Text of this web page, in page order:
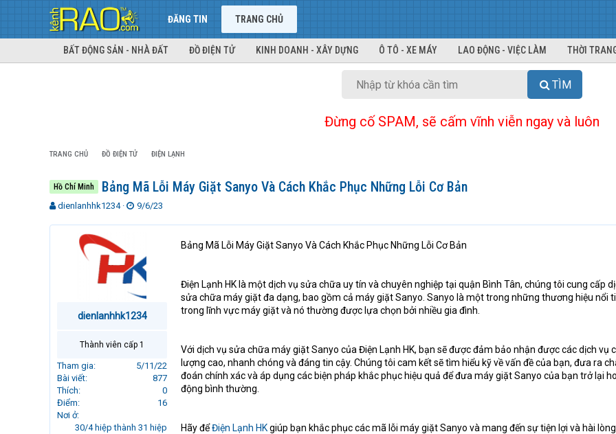
ĐĂNG TIN TRANG CHỦ
BẤT ĐỘNG SẢN - NHÀ ĐẤT ĐỒ ĐIỆN TỬ KINH DOANH - XÂY DỰNG Ô TÔ - XE MÁY LAO ĐỘNG - VIỆC LÀM THỜI
TÌM
Đừng cố SPAM, sẽ cấm vĩnh viễn ngay và luôn
TRANG CHỦ ĐỒ ĐIỆN TỬ ĐIỆN LẠNH
Hồ Chí Minh Bảng Mã Lỗi Máy Giặt Sanyo Và Cách Khắc Phục Những Lỗi Cơ Bản
T
dienlanhhk1234
N
ử
9/6/23
dienlanhhk1234
Thành viên cấp 1
Tham gia
5/11/22
Bài viết
877
Thích
0
Điểm
16
Nơi ở
30/4 hiệp thành 31 hiệp
Bảng Mã Lỗi Máy Giặt Sanyo Và Cách Khắc Phục Những Lỗi Cơ Bản
Điện Lạnh HK là một dịch vụ sửa chữa uy tín và chuyên nghiệp tại quận Bình Tân, chúng tôi cung cấp
sửa chữa máy giặt đa dạng, bao gồm cả máy giặt Sanyo. Sanyo là một trong những thương hiệu nổi
trong lĩnh vực máy giặt và nó thường được lựa chọn bởi nhiều gia đình.
Với dịch vụ sửa chữa máy giặt Sanyo của Điện Lạnh HK, bạn sẽ được đảm bảo nhận được các dịch vụ
lượng cao, nhanh chóng và đáng tin cậy. Chúng tôi cam kết sẽ tìm hiểu kỹ về vấn đề của bạn, đưa ra
đoán chính xác và áp dụng các biện pháp khắc phục hiệu quả để đưa máy giặt Sanyo của bạn trở lại
động bình thường.
Hãy đểĐiện Lạnh HKgiúp bạn khắc phục các mã lỗi máy giặt Sanyo và mang đến sự tiện lợi và hài